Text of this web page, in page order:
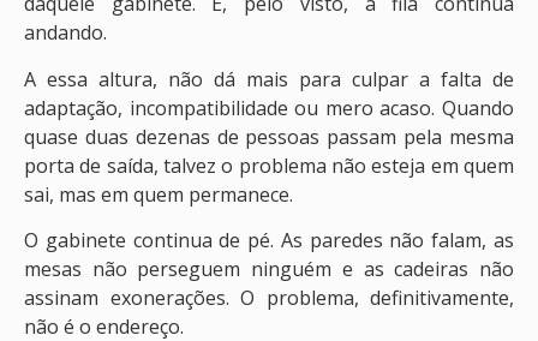
andando.
A essa altura, não dá mais para culpar a falta de
adaptação, incompatibilidade ou mero acaso. Quando
quase duas dezenas de pessoas passam pela mesma
porta de saída, talvez o problema não esteja em quem
sai, mas em quem permanece.
O gabinete continua de pé. As paredes não falam, as
mesas não perseguem ninguém e as cadeiras não
assinam exonerações. O problema, definitivamente,
não é o endereço.